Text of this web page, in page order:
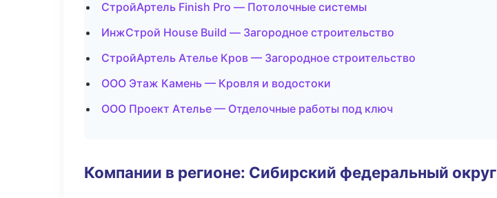
СтройАртель Finish Pro — Потолочные системы
ИнжСтрой House Build — Загородное строительство
СтройАртель Ателье Кров — Загородное строительство
ООО Этаж Камень — Кровля и водостоки
ООО Проект Ателье — Отделочные работы под ключ
Компании в регионе: Сибирский федеральный округ